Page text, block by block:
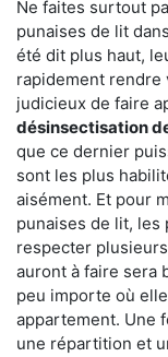
Ne faites surtout
punaises de lit
été dit plus haut,
rapidement
judicieux de faire
désinsectisation
que ce dernier
sont les plus
aisément. Et pour
punaises de lit, les
respecter
auront à faire sera
peu importe où
appartement. Une
une répartition et